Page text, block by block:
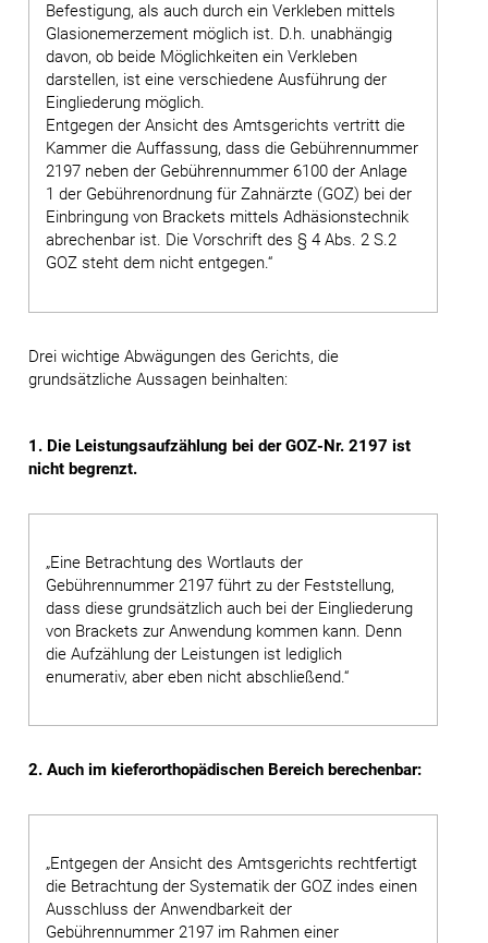
Befestigung, als auch durch ein Verkleben mittels
Glasionemerzement möglich ist. D.h. unabhängig
davon, ob beide Möglichkeiten ein Verkleben
darstellen, ist eine verschiedene Ausführung der
Eingliederung möglich.
Entgegen der Ansicht des Amtsgerichts vertritt die
Kammer die Auffassung, dass die Gebührennummer
2197 neben der Gebührennummer 6100 der Anlage
1 der Gebührenordnung für Zahnärzte (GOZ) bei der
Einbringung von Brackets mittels Adhäsionstechnik
abrechenbar ist. Die Vorschrift des § 4 Abs. 2 S.2
GOZ steht dem nicht entgegen.“
Drei wichtige Abwägungen des Gerichts, die
grundsätzliche Aussagen beinhalten:
1. Die Leistungsaufzählung bei der GOZ-Nr. 2197 ist
nicht begrenzt.
„Eine Betrachtung des Wortlauts der
Gebührennummer 2197 führt zu der Feststellung,
dass diese grundsätzlich auch bei der Eingliederung
von Brackets zur Anwendung kommen kann. Denn
die Aufzählung der Leistungen ist lediglich
enumerativ, aber eben nicht abschließend.“
2. Auch im kieferorthopädischen Bereich berechenbar:
„Entgegen der Ansicht des Amtsgerichts rechtfertigt
die Betrachtung der Systematik der GOZ indes einen
Ausschluss der Anwendbarkeit der
Gebührennummer 2197 im Rahmen einer